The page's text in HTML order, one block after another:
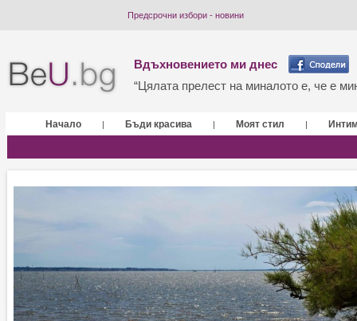
Предсрочни избори - новини
Вдъхновението ми днес
“Цялата прелест на миналото е, че е
Начало | Бъди красива | Моят стил |